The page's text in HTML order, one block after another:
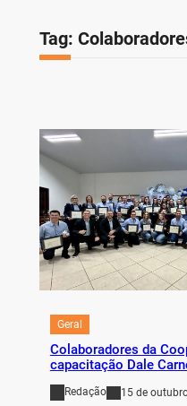
Tag:
Geral
Colaboradores da
capacitação Dale
Redação 15 de